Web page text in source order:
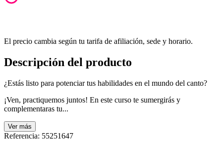
El precio cambia según tu tarifa de afiliación, sede y horario.
Descripción del producto
¿Estás listo para potenciar tus habilidades en el mundo del canto?
¡Ven, practiquemos juntos! En este curso te sumergirás y
complementaras tu...
Ver más
Referencia: 55251647